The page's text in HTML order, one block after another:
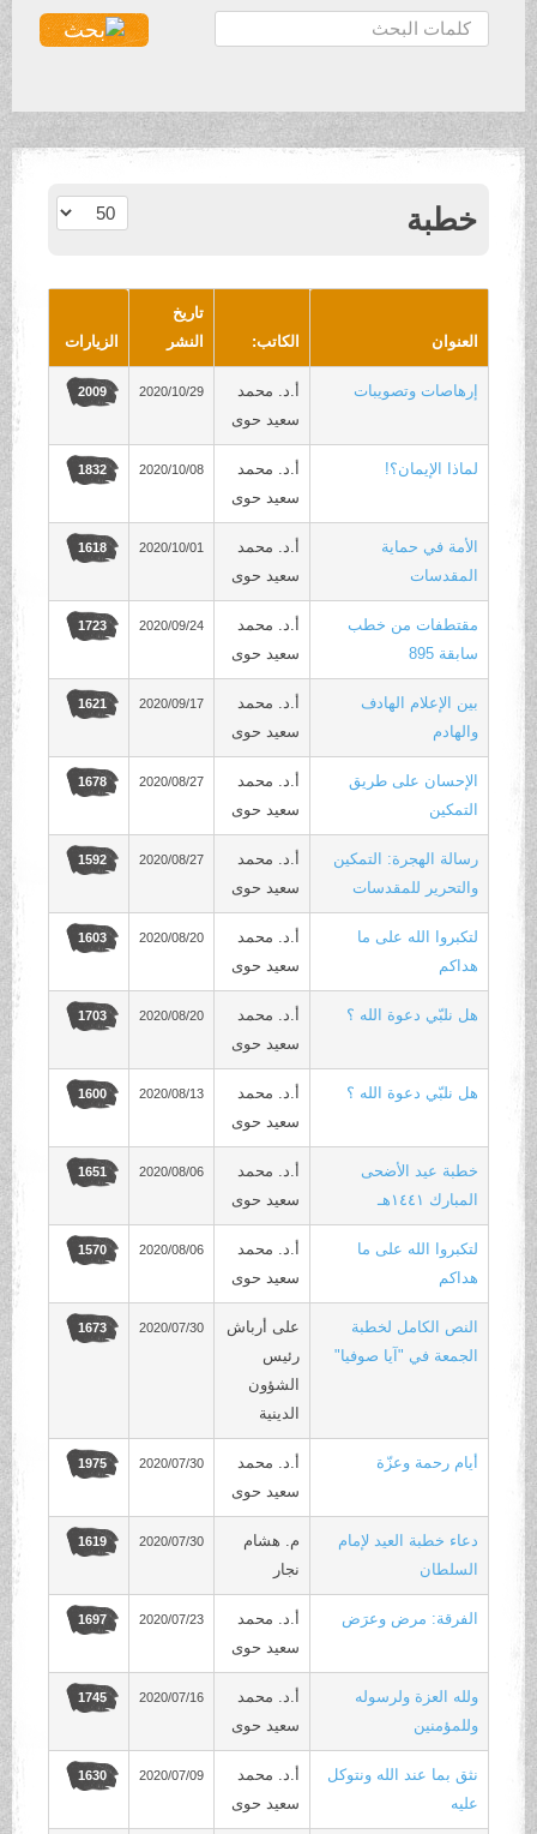
ح
ث
.
خطبة عدد الإظهارات:
العنوان الكاتب:
تاريخ
النشر
الزيارات
إرهاصات وتصويبات
أ.د. محمد
سعيد حوى
2020/10/29
2009
لماذا الإيمان؟!
أ.د. محمد
سعيد حوى
2020/10/08
1832
الأمة في حماية
المقدسات
أ.د. محمد
سعيد حوى
2020/10/01
1618
مقتطفات من خطب
سابقة 895
أ.د. محمد
سعيد حوى
2020/09/24
1723
بين الإعلام الهادف
والهادم
أ.د. محمد
سعيد حوى
2020/09/17
1621
الإحسان على طريق
التمكين
أ.د. محمد
سعيد حوى
2020/08/27
1678
رسالة الهجرة: التمكين
والتحرير للمقدسات
أ.د. محمد
سعيد حوى
2020/08/27
1592
لتكبروا الله على ما
هداكم
أ.د. محمد
سعيد حوى
2020/08/20
1603
هل نلبّي دعوة الله ؟
أ.د. محمد
سعيد حوى
2020/08/20
1703
هل نلبّي دعوة الله ؟
أ.د. محمد
سعيد حوى
2020/08/13
1600
خطبة عيد الأضحى
المبارك ١٤٤١هـ
أ.د. محمد
سعيد حوى
2020/08/06
1651
لتكبروا الله على ما
هداكم
أ.د. محمد
سعيد حوى
2020/08/06
1570
النص الكامل لخطبة
الجمعة في "آيا صوفيا"
على أرباش
رئيس
الشؤون
الدينية
2020/07/30
1673
أيام رحمة وعزّة
أ.د. محمد
سعيد حوى
2020/07/30
1975
دعاء خطبة العيد لإمام
السلطان
م. هشام
نجار
2020/07/30
1619
الفرقة: مرض وعرَض
أ.د. محمد
سعيد حوى
2020/07/23
1697
ولله العزة ولرسوله
وللمؤمنين
أ.د. محمد
سعيد حوى
2020/07/16
1745
نثق بما عند الله ونتوكل
عليه
أ.د. محمد
سعيد حوى
2020/07/09
1630